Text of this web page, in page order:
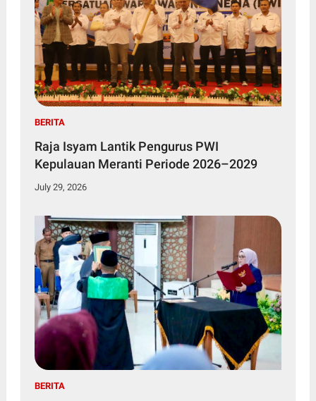
BERITA
Raja Isyam Lantik Pengurus PWI
Kepulauan Meranti Periode 2026–2029
July 29, 2026
BERITA